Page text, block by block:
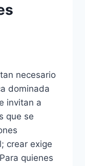
necesario
dominada
invitan a
que se
crear exige
quienes